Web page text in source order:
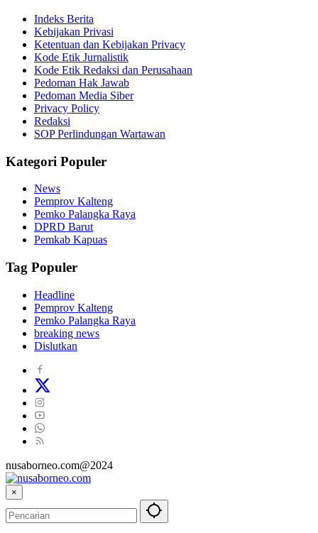
Indeks Berita
Kebijakan Privasi
Ketentuan dan Kebijakan Privacy
Kode Etik Jurnalistik
Kode Etik Redaksi dan Perusahaan
Pedoman Hak Jawab
Pedoman Media Siber
Privacy Policy
Redaksi
SOP Perlindungan Wartawan
Kategori Populer
News
Pemprov Kalteng
Pemko Palangka Raya
DPRD Barut
Pemkab Kapuas
Tag Populer
Headline
Pemprov Kalteng
Pemko Palangka Raya
breaking news
Dislutkan
nusaborneo.com@2024
×